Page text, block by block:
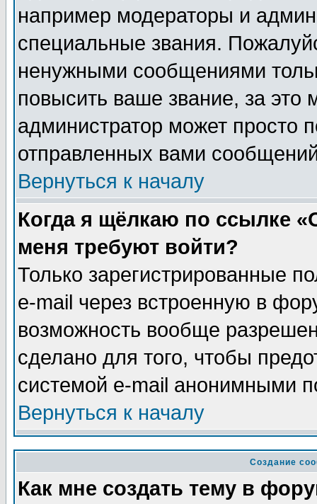
например модераторы и
специальные звания.
ненужными сообщениями
повысить ваше звание, за это
администратор может просто
отправленных вами
Вернуться к началу
Когда я щёлкаю по ссылке
меня требуют войти?
Только зарегистрированные
e-mail через встроенную в
возможность вообще
сделано для того, чтобы
системой e-mail анонимными
Вернуться к началу
Создание
Как мне создать тему в